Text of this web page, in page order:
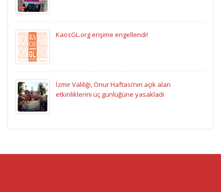
KaosGL.org erişime engellendi!
İzmir Valiliği, Onur Haftası’nın açık alan
etkinliklerini üç günlüğüne yasakladı